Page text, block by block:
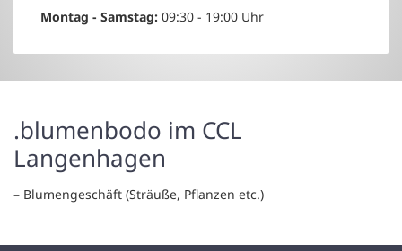
Montag - Samstag: 09:30 - 19:00 Uhr
.blumenbodo im CCL
Langenhagen
– Blumengeschäft (Sträuße, Pflanzen etc.)